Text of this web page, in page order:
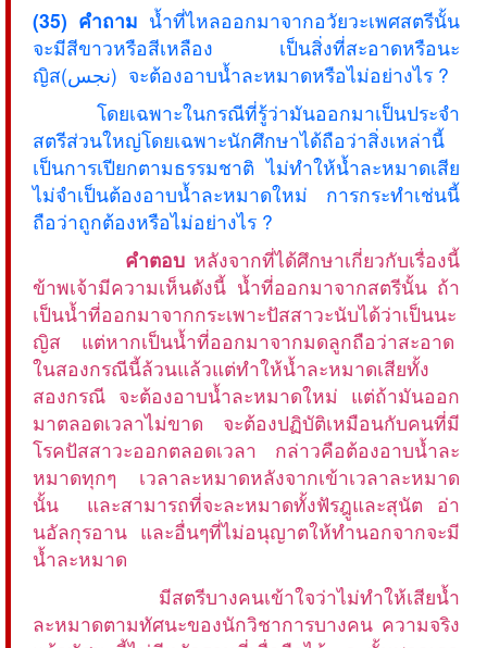
(35) คำถาม น้ำที่ไหลออกมาจากอวัยวะเพศสตรีนั้น
จะมีสีขาวหรือสีเหลือง เป็นสิ่งที่สะอาดหรือนะ
ญิส(نجس) จะต้องอาบน้ำละหมาดหรือไม่อย่างไร ?
โดยเฉพาะในกรณีที่รู้ว่ามันออกมาเป็นประจำ
สตรีส่วนใหญ่โดยเฉพาะนักศึกษาได้ถือว่าสิ่งเหล่านี้
เป็นการเปียกตามธรรมชาติ ไม่ทำให้น้ำละหมาดเสีย
ไม่จำเป็นต้องอาบน้ำละหมาดใหม่ การกระทำเช่นนี้
ถือว่าถูกต้องหรือไม่อย่างไร ?
คำตอบหลังจากที่ได้ศึกษาเกี่ยวกับเรื่องนี้
ข้าพเจ้ามีความเห็นดังนี้ น้ำที่ออกมาจากสตรีนั้น ถ้า
เป็นน้ำที่ออกมาจากกระเพาะปัสสาวะนับได้ว่าเป็นนะ
ญิส แต่หากเป็นน้ำที่ออกมาจากมดลูกถือว่าสะอาด
ในสองกรณีนี้ล้วนแล้วแต่ทำให้น้ำละหมาดเสียทั้ง
สองกรณี จะต้องอาบน้ำละหมาดใหม่ แต่ถ้ามันออก
มาตลอดเวลาไม่ขาด จะต้องปฏิบัติเหมือนกับคนที่มี
โรคปัสสาวะออกตลอดเวลา กล่าวคือต้องอาบน้ำละ
หมาดทุกๆ เวลาละหมาดหลังจากเข้าเวลาละหมาด
นั้น และสามารถที่จะละหมาดทั้งฟัรฎูและสุนัต อ่า
นอัลกุรอาน และอื่นๆที่ไม่อนุญาตให้ทำนอกจากจะมี
น้ำละหมาด
มีสตรีบางคนเข้าใจว่าไม่ทำให้เสียน้ำ
ละหมาดตามทัศนะของนักวิชาการบางคน ความจริง